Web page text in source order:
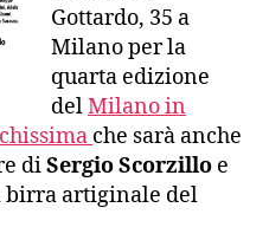
Gottardo, 35 a
Milano per la
quarta edizione
delMilano in
che sarà anche
diSergio Scorzillo e
birra artiginale del